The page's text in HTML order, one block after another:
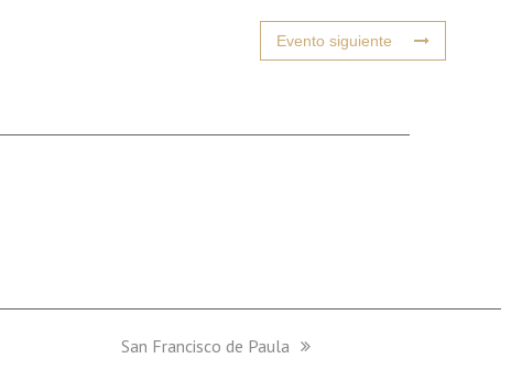
Evento siguiente
next
San Francisco de Paula